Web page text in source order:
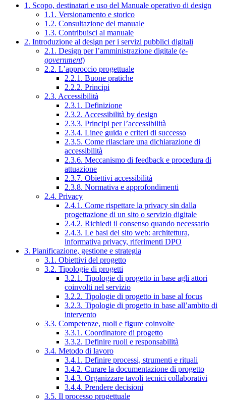
1. Scopo, destinatari e uso del Manuale operativo di design
1.1. Versionamento e storico
1.2. Consultazione del manuale
1.3. Contribuisci al manuale
2. Introduzione al design per i servizi pubblici digitali
2.1. Design per l’amministrazione digitale (e-
government)
2.2. L’approccio progettuale
2.2.1. Buone pratiche
2.2.2. Principi
2.3. Accessibilità
2.3.1. Definizione
2.3.2. Accessibilità by design
2.3.3. Principi per l’accessibilità
2.3.4. Linee guida e criteri di successo
2.3.5. Come rilasciare una dichiarazione di
accessibilità
2.3.6. Meccanismo di feedback e procedura di
attuazione
2.3.7. Obiettivi accessibilità
2.3.8. Normativa e approfondimenti
2.4. Privacy
2.4.1. Come rispettare la privacy sin dalla
progettazione di un sito o servizio digitale
2.4.2. Richiedi il consenso quando necessario
2.4.3. Le basi del sito web: architettura,
informativa privacy, riferimenti DPO
3. Pianificazione, gestione e strategia
3.1. Obiettivi del progetto
3.2. Tipologie di progetti
3.2.1. Tipologie di progetto in base agli attori
coinvolti nel servizio
3.2.2. Tipologie di progetto in base al focus
3.2.3. Tipologie di progetto in base all’ambito di
intervento
3.3. Competenze, ruoli e figure coinvolte
3.3.1. Coordinatore di progetto
3.3.2. Definire ruoli e responsabilità
3.4. Metodo di lavoro
3.4.1. Definire processi, strumenti e rituali
3.4.2. Curare la documentazione di progetto
3.4.3. Organizzare tavoli tecnici collaborativi
3.4.4. Prendere decisioni
3.5. Il processo progettuale